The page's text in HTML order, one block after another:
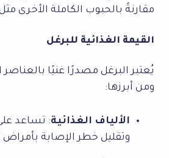
مقارنةً بالحبوب الكاملة الأخرى مثل
القيمة الغذائية للبرغل
يُعتبر البرغل مصدرًا غنيًا بالعناصر
ومن أبرزها:
الألياف الغذائية: تساعد
وتقليل خطر الإصابة بأمراض